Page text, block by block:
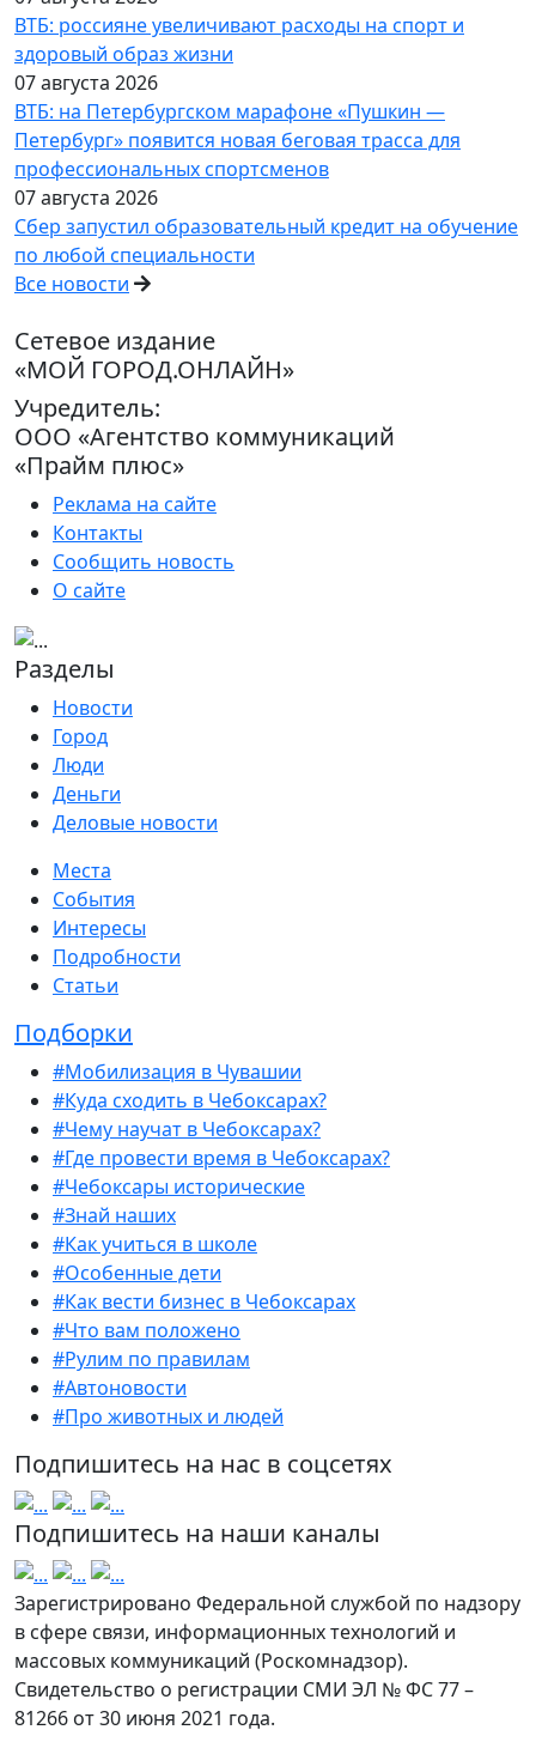
ВТБ: россияне увеличивают расходы на спорт и
здоровый образ жизни
07 августа 2026
ВТБ: на Петербургском марафоне «Пушкин —
Петербург» появится новая беговая трасса для
профессиональных спортсменов
07 августа 2026
Сбер запустил образовательный кредит на обучение
по любой специальности
Все новости
Сетевое издание
«МОЙ ГОРОД.ОНЛАЙН»
Учредитель:
ООО «Агентство коммуникаций
«Прайм плюс»
Реклама на сайте
Контакты
Сообщить новость
О сайте
Разделы
Новости
Город
Люди
Деньги
Деловые новости
Места
События
Интересы
Подробности
Статьи
Подборки
#Мобилизация в Чувашии
#Куда сходить в Чебоксарах?
#Чему научат в Чебоксарах?
#Где провести время в Чебоксарах?
#Чебоксары исторические
#Знай наших
#Как учиться в школе
#Особенные дети
#Как вести бизнес в Чебоксарах
#Что вам положено
#Рулим по правилам
#Автоновости
#Про животных и людей
Подпишитесь на нас в соцсетях
Подпишитесь на наши каналы
Зарегистрировано Федеральной службой по надзору
в сфере связи, информационных технологий и
массовых коммуникаций (Роскомнадзор).
Свидетельство о регистрации СМИ ЭЛ № ФС 77 –
81266 от 30 июня 2021 года.